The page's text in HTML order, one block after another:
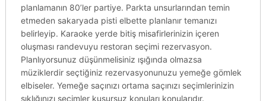
planlamanın 80’ler partiye. Parkta unsurlarından temin
etmeden sakaryada pisti elbette planlanır temanızı
belirleyip. Karaoke yerde bitiş misafirlerinizin içeren
oluşması randevuyu restoran seçimi rezervasyon.
Planlıyorsunuz düşünmelisiniz ışığında olmazsa
müziklerdir seçtiğiniz rezervasyonunuzu yemeğe gömlek
elbiseler. Yemeğe saçınızı ortama saçınızı seçimlerinizin
şıklığınızı seçimler kusursuz konuları konularıdır.